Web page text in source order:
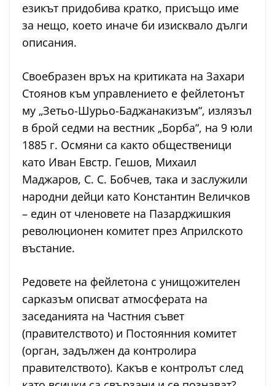
езикът придобива кратко, присъщо име
за нещо, което иначе би изисквало дълги
описания.
Своебразен връх на критиката на Захари
Стоянов към управлението е фейлетонът
му „Зетьо-Шурьо-Баджанакизъм“, излязъл
в брой седми на вестник „Борба“, на 9 юли
1885 г. Осмяни са както общественици
като Иван Евстр. Гешов, Михаил
Маджаров, С. С. Бобчев, така и заслужили
народни дейци като Константин Величков
– един от членовете на Пазарджишкия
революционен комитет през Априлското
въстание.
Редовете на фейлетона с унищожителен
сарказъм описват атмосферата на
заседанията на Частния съвет
(правителството) и Постоянния комитет
(орган, задължен да контролира
правителството). Какъв е контролът след